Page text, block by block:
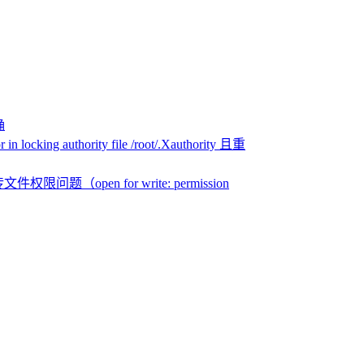
in locking authority file /root/.Xauthority 且重
件权限问题（open for write: permission